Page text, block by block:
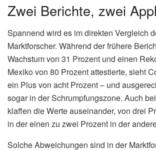
Zwei Berichte, zwei
Spannend wird es im direkten Vergleich
Marktforscher. Während der frühere
Wachstum von 31 Prozent und einen
Mexiko von 80 Prozent attestierte, sieht
ein Plus von acht Prozent – und
sogar in der Schrumpfungszone. Auch
klaffen die Werte auseinander, von drei
in der einen zu zwei Prozent in der
Solche Abweichungen sind in der